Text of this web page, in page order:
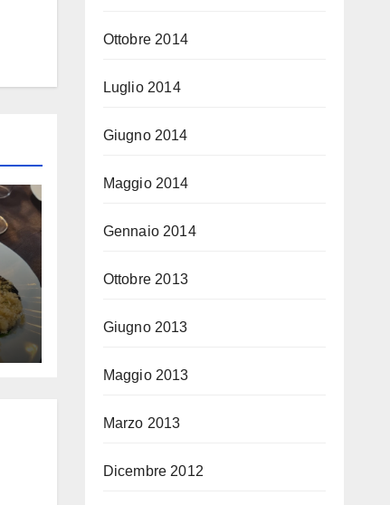
Ottobre 2014
Luglio 2014
Giugno 2014
Maggio 2014
Gennaio 2014
Ottobre 2013
Giugno 2013
Maggio 2013
Marzo 2013
Dicembre 2012